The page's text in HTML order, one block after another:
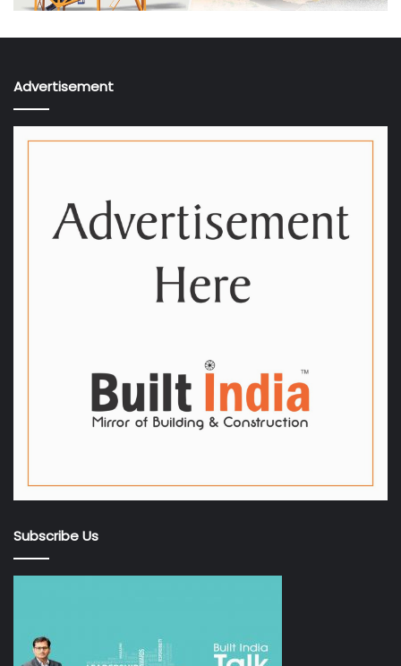
સત્તાધીશો અને નીતિ નિર્માતાઓને ડેવલપમેન્ટ પ્લાન–2041ની તૈયારી
Advertisement
Subscribe Us